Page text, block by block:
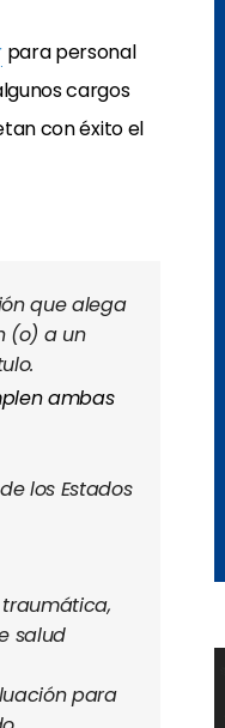
para personal
cargos
con éxito el
que alega
(o) a un
ambas
los Estados
salud
para